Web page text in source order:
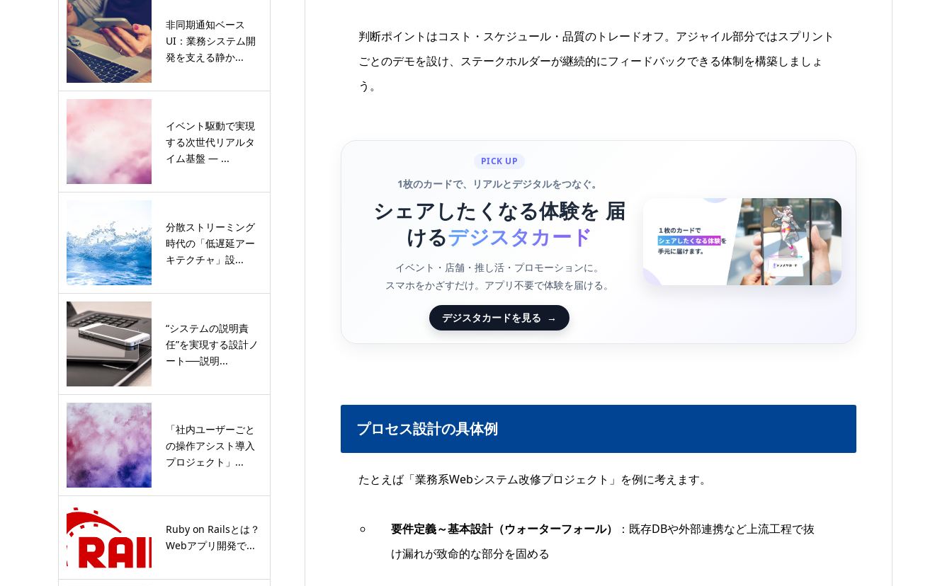
判断ポイントはコスト・スケジュール・品質のトレードオフ。アジャイル部分ではスプリント
ごとのデモを設け、ステークホルダーが継続的にフィードバックできる体制を構築しましょ
う。
PICK UP
1枚のカードで、リアルとデジタルをつなぐ。
シェアしたくなる体験を 届
けるデジスタカード
イベント・店舗・推し活・プロモーションに。
スマホをかざすだけ。アプリ不要で体験を届ける。
デジスタカードを見る →
プロセス設計の具体例
たとえば「業務系Webシステム改修プロジェクト」を例に考えます。
要件定義～基本設計（ウォーターフォール）
：既存DBや外部連携など上流工程で抜
け漏れが致命的な部分を固める
非同期通知ベース
UI：業務システム開
発を支える静か...
イベント駆動で実現
する次世代リアルタ
イム基盤 ― ...
分散ストリーミング
時代の「低遅延アー
キテクチャ」設...
“システムの説明責
任”を実現する設計ノ
ート──説明...
「社内ユーザーごと
の操作アシスト導入
プロジェクト」...
Ruby on Railsとは？
Webアプリ開発で...